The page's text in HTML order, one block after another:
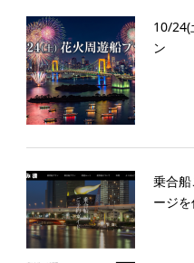
10/24(
ン
乗合
ージを